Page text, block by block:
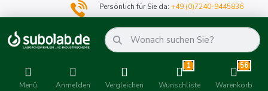
Persönlich für Sie da:+49 (0)7240-9445836
Menü Anmelden Vergleichen
1
Wunschliste
56
Warenkorb